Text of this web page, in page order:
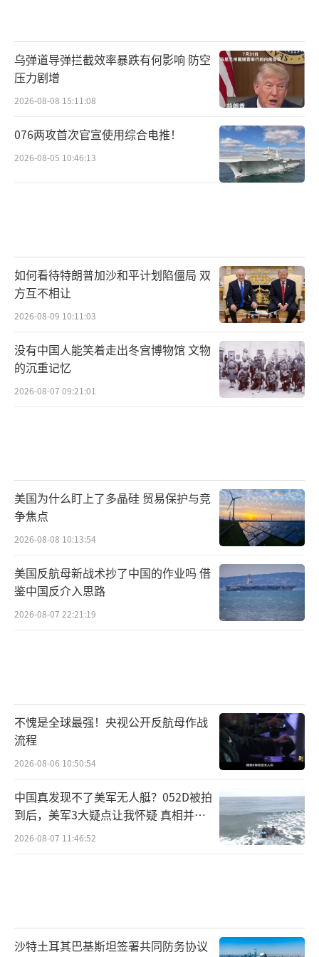
乌弹道导弹拦截效率暴跌有何影响 防空
压力剧增
2026-08-08 15:11:08
076两攻首次官宣使用综合电推！
2026-08-05 10:46:13
如何看待特朗普加沙和平计划陷僵局 双
方互不相让
2026-08-09 10:11:03
没有中国人能笑着走出冬宫博物馆 文物
的沉重记忆
2026-08-07 09:21:01
美国为什么盯上了多晶硅 贸易保护与竞
争焦点
2026-08-08 10:13:54
美国反航母新战术抄了中国的作业吗 借
鉴中国反介入思路
2026-08-07 22:21:19
不愧是全球最强！央视公开反航母作战
流程
2026-08-06 10:50:54
中国真发现不了美军无人艇？052D被拍
到后，美军3大疑点让我怀疑 真相并非
如此
2026-08-07 11:46:52
沙特土耳其巴基斯坦签署共同防务协议